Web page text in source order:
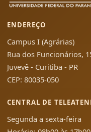
ENDEREÇO
Campus I (Agrárias)
Rua dos Funcionários,
Juvevê - Curitiba - PR
CEP: 80035-050
CENTRAL DE
Segunda a sexta-feira